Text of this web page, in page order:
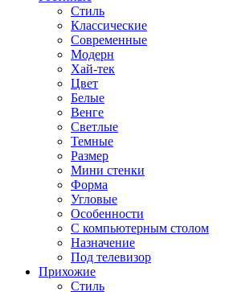
Стиль
Классические
Современные
Модерн
Хай-тек
Цвет
Белые
Венге
Светлые
Темные
Размер
Мини стенки
Форма
Угловые
Особенности
С компьютерным столом
Назначение
Под телевизор
Прихожие
Стиль